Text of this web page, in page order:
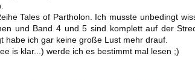
Tales of Partholon. Ich musste unbedingt
und Band 4 und 5 sind komplett auf der
habe ich gar keine große Lust mehr drauf.
is klar...) werde ich es bestimmt mal lesen ;)